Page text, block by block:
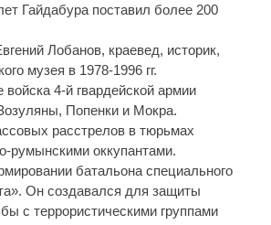
Гайдабура поставил более 200
Лобанов, краевед, историк,
музея в 1978-1996 гг.
войска 4-й гвардейской армии
Попенки и Мокра.
расстрелов в тюрьмах
румынскими оккупантами.
батальона специального
Он создавался для защиты
с террористическими группами